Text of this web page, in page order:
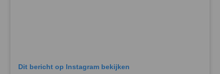
Dit bericht op Instagram bekijken